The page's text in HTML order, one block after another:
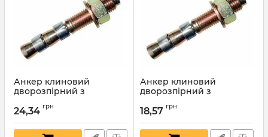
Анкер клиновий
дворозпірний з
шайбою 8х330мм
Артикул: 6181
24,34 грн
Анкер клиновий
дворозпірний з
шайбою 8х250мм
Артикул: 6180
18,57 грн